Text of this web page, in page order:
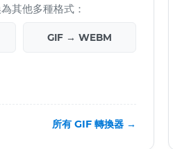
其他多種格式：
GIF → WEBM
所有 GIF 轉換器 →